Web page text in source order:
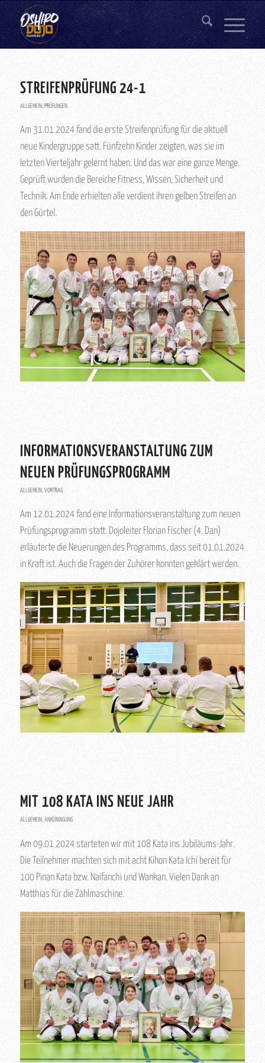
STREIFENPRÜFUNG 24-1
ALLGEMEIN, PRÜFUNGEN
Am 31.01.2024 fand die erste Streifenprüfung für die aktuell
neue Kindergruppe satt. Fünfzehn Kinder zeigten, was sie im
letzten Vierteljahr gelernt haben. Und das war eine ganze Menge.
Geprüft wurden die Bereiche Fitness, Wissen, Sicherheit und
Technik. Am Ende erhielten alle verdient ihren gelben Streifen an
den Gürtel.
INFORMATIONSVERANSTALTUNG ZUM
NEUEN PRÜFUNGSPROGRAMM
ALLGEMEIN VORTRAG
Am 12.01.2024 fand eine Informationsveranstaltung zum neuen
Prüfungsprogramm statt. Dojoleiter Florian Fischer (4. Dan)
erläuterte die Neuerungen des Programms, dass seit 01.01.2024
in Kraft ist. Auch die Fragen der Zuhörer konnten geklärt werden.
MIT 108 KATA INS NEUE JAHR
ALLGEMEIN, ANKÜNDIGUNG
Am 09.01.2024 starteten wir mit 108 Kata ins Jubiläums-Jahr.
Die Teilnehmer machten sich mit acht Kihon Kata Ichi bereit für
100 Pinan Kata bzw. Naifanchi und Wankan. Vielen Dank an
Matthias für die Zählmaschine.